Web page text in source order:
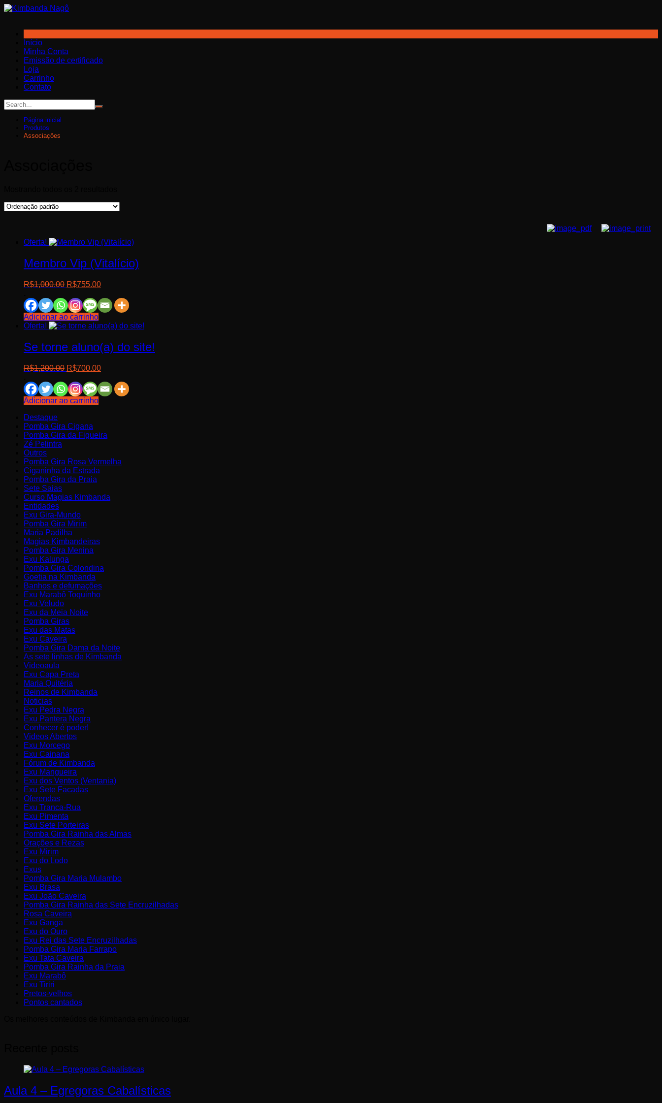
Ir
Início
Minha Conta
Emissão de certificado
Loja
Carrinho
Contato
Página inicial
Produtos
Associações
Oferta!
Membro Vip (Vitalício)
R$1,000.00 O
original
era:
R$1,000.00.
R$755.00O
atual
é:
Adicionar ao carrinho
Oferta!
Se torne aluno(a) do site!
R$1,200.00 O
original
era:
R$1,200.00.
R$700.00O
atual
é:
Adicionar ao carrinho
Destaque
Pomba Gira Cigana
Pomba Gira da Figueira
Zé Pelintra
Outros
Pomba Gira Rosa Vermelha
Ciganinha da Estrada
Pomba Gira da Praia
Sete Saias
Curso Magias Kimbanda
Entidades
Exu Gira-Mundo
Pomba Gira Mirim
Maria Padilha
Magias Kimbandeiras
Pomba Gira Menina
Exu Kalunga
Pomba Gira Colondina
Goetia na Kimbanda
Banhos e defumações
Exu Marabô Toquinho
Exu Veludo
Exu da Meia Noite
Pomba Giras
Exu das Matas
Exu Caveira
Pomba Gira Dama da Noite
As sete linhas de Kimbanda
Videoaula
Exu Capa Preta
Maria Quitéria
Reinos de Kimbanda
Noticias
Exu Pedra Negra
Exu Pantera Negra
Conhecer é poder!
Videos Abertos
Exu Morcego
Exu Cainana
Fórum de Kimbanda
Exu Mangueira
Exu dos Ventos (Ventania)
Exu Sete Facadas
Oferendas
Exu Tranca-Rua
Exu Pimenta
Exu Sete Porteiras
Pomba Gira Rainha das Almas
Orações e Rezas
Exu Mirim
Exu do Lodo
Exus
Pomba Gira Maria Mulambo
Exu Brasa
Exu João Caveira
Pomba Gira Rainha das Sete Encruzilhadas
Rosa Caveira
Exu Ganga
Exu do Ouro
Exu Rei das Sete Encruzilhadas
Pomba Gira Maria Farrapo
Exu Tata Caveira
Pomba Gira Rainha da Praia
Exu Marabô
Exu Tiriri
Pretos-velhos
Pontos cantados
Aula 4 – Egregoras Cabalísticas